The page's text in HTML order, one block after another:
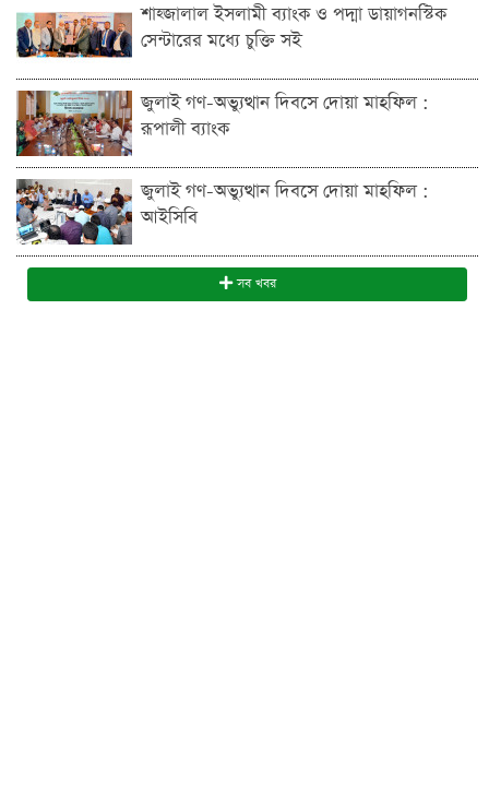
শাহ্জালাল ইসলামী ব্যাংক ও পদ্মা ডায়াগনস্টিক
সেন্টারের মধ্যে চুক্তি সই
জুলাই গণ-অভ্যুত্থান দিবসে দোয়া মাহফিল :
রূপালী ব্যাংক
জুলাই গণ-অভ্যুত্থান দিবসে দোয়া মাহফিল :
আইসিবি
সব খবর